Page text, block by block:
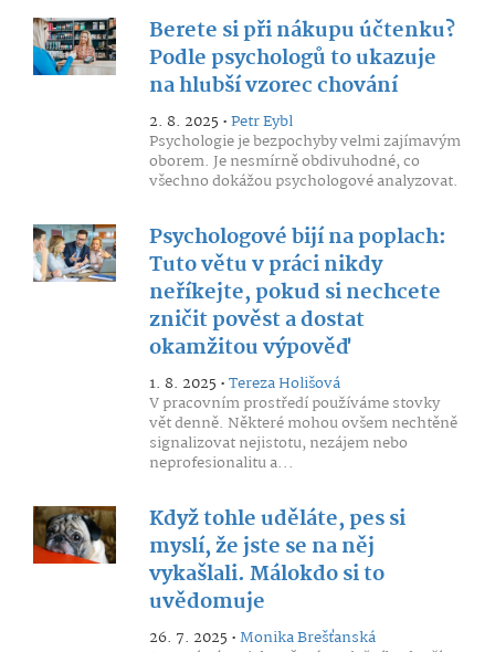
Berete si při nákupu účtenku?
Podle psychologů to ukazuje
na hlubší vzorec chování
2. 8. 2025 •Petr Eybl
Psychologie je bezpochyby velmi zajímavým
oborem. Je nesmírně obdivuhodné, co
všechno dokážou psychologové analyzovat.
Psychologové bijí na poplach:
Tuto větu v práci nikdy
neříkejte, pokud si nechcete
zničit pověst a dostat
okamžitou výpověď
1. 8. 2025 •Tereza Holišová
V pracovním prostředí používáme stovky
vět denně. Některé mohou ovšem nechtěně
signalizovat nejistotu, nezájem nebo
neprofesionalitu a...
Když tohle uděláte, pes si
myslí, že jste se na něj
vykašlali. Málokdo si to
uvědomuje
26. 7. 2025 •Monika Brešťanská